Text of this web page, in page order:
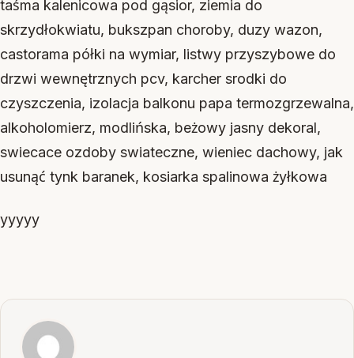
taśma kalenicowa pod gąsior, ziemia do
skrzydłokwiatu, bukszpan choroby, duzy wazon,
castorama półki na wymiar, listwy przyszybowe do
drzwi wewnętrznych pcv, karcher srodki do
czyszczenia, izolacja balkonu papa termozgrzewalna,
alkoholomierz, modlińska, beżowy jasny dekoral,
swiecace ozdoby swiateczne, wieniec dachowy, jak
usunąć tynk baranek, kosiarka spalinowa żyłkowa
yyyyy